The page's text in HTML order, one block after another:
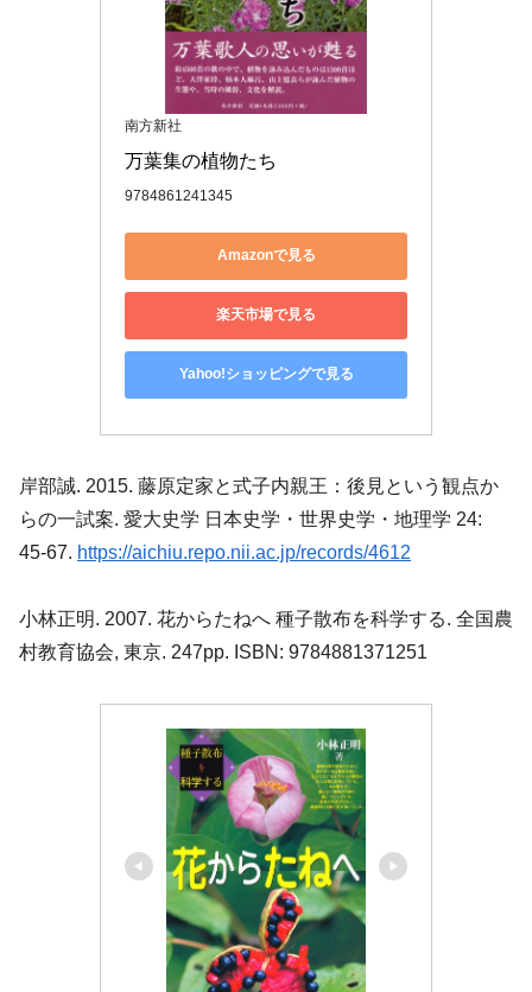
南方新社
万葉集の植物たち
9784861241345
Amazonで見る
楽天市場で見る
Yahoo!ショッピングで見る
岸部誠. 2015. 藤原定家と式子内親王：後見という観点か
らの一試案. 愛大史学 日本史学・世界史学・地理学 24:
45-67. https://aichiu.repo.nii.ac.jp/records/4612
小林正明. 2007. 花からたねへ 種子散布を科学する. 全国農
村教育協会, 東京. 247pp. ISBN: 9784881371251